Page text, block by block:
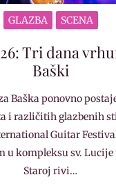
GLAZBA SCENA
Tri dana
Baški
Baška ponovno
i različitih glazbenih
Guitar
u kompleksu sv. Lucije
Staroj rivi…